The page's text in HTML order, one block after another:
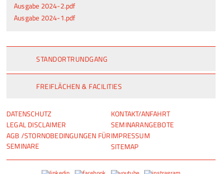
Ausgabe 2024-2.pdf
Ausgabe 2024-1.pdf
NAVIGATION
ÜBERSPRINGEN
DATENSCHUTZ
LEGAL DISCLAIMER
AGB /STORNOBEDINGUNGEN FÜR
SEMINARE
STANDORTRUNDGANG
FREIFLÄCHEN & FACILITIES
NAVIGATION
ÜBERSPRINGEN
KONTAKT/ANFAHRT
SEMINARANGEBOTE
IMPRESSUM
SITEMAP